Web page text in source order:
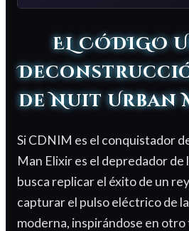
EL CÓDIGO
de Nuit Urban
Si CDNIM es el conquistador
Man Elixir es el depredador de
busca replicar el éxito de un
capturar el pulso eléctrico de
moderna, inspirándose en